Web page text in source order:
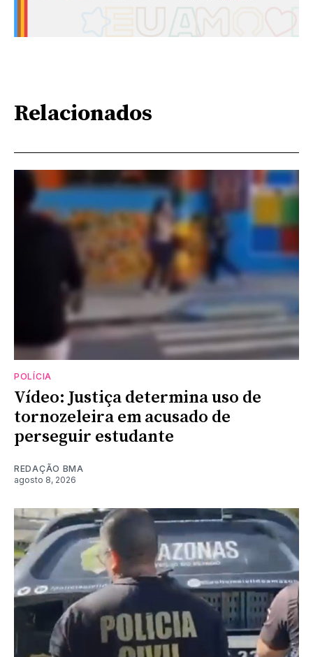
Relacionados
POLÍCIA
Vídeo: Justiça determina uso de
tornozeleira em acusado de
perseguir estudante
REDAÇÃO BMA
agosto 8, 2026